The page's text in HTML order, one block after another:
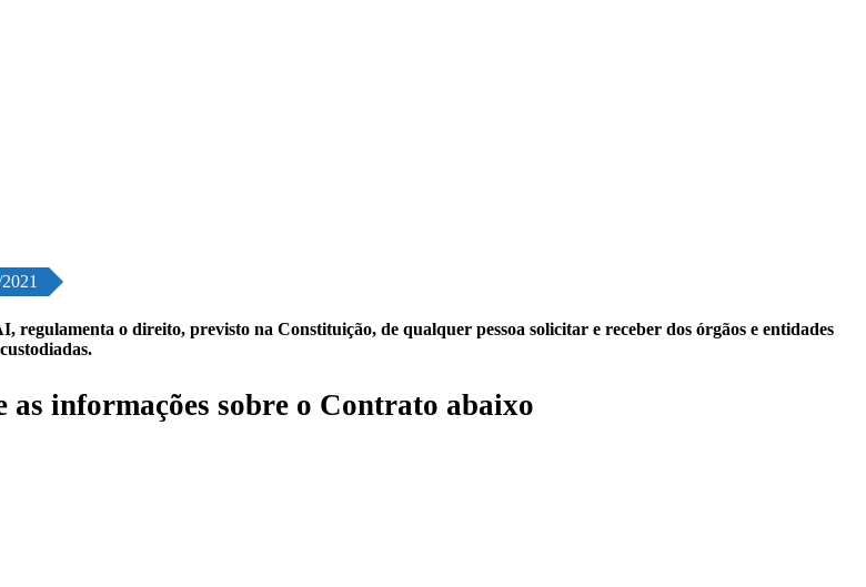
regulamenta o direito, previsto na Constituição, de qualquer pessoa solicitar e receber dos órgãos e entidades
as informações sobre o Contrato abaixo